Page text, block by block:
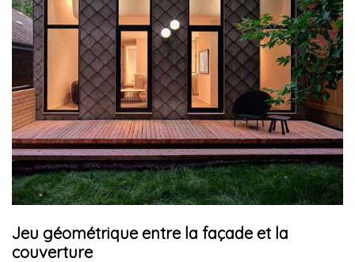
Jeu géométrique entre la façade et la
couverture